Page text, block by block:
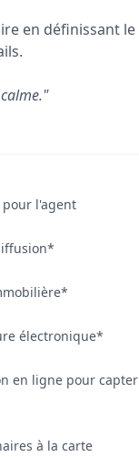
en définissant le
pour l'agent
électronique*
en ligne pour
à la carte